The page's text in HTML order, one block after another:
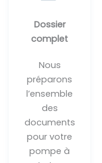
Dossier
complet
Nous
préparons
l’ensemble
des
documents
pour votre
pompe à